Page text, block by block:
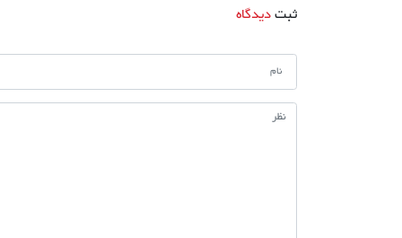
ثبتدیدگاه